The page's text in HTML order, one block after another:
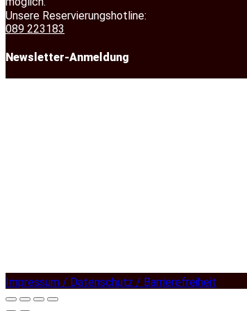
Unsere Reservierungshotline:
089 223183
Newsletter-Anmeldung
Impressum / Datenschutz / Barrierefreiheit